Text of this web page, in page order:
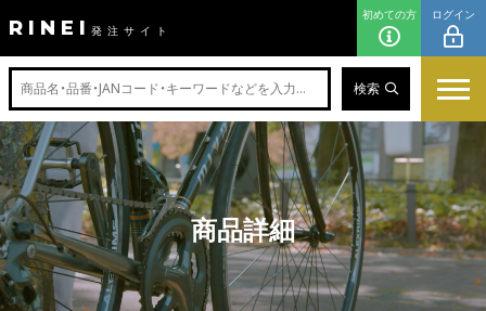
RINEI 発注サイト
初めての方 ログイン
検索
商品詳細